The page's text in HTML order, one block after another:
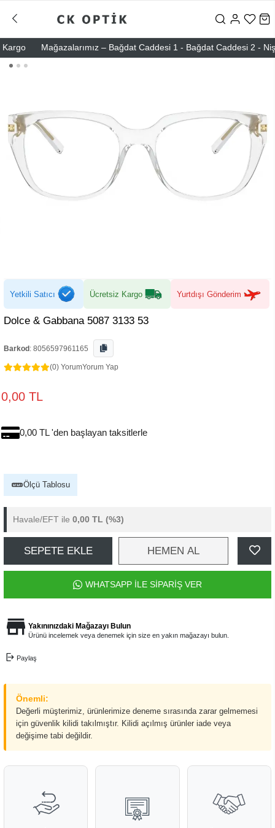
Mağazalarımız – Bağdat Caddesi 1 - Bağdat Caddesi 2 -
Yetkili Satıcı Ücretsiz Kargo Yurtdışı Gönderim
Dolce & Gabbana 5087 3133 53
Barkod : 8056597961165
(0) YorumYorum Yap
0,00 TL
0,00 TL 'den başlayan taksitlerle
Ölçü Tablosu
Havale/EFT ile 0,00 TL (%3)
SEPETE EKLE HEMEN AL
WHATSAPP İLE SİPARİŞ VER
Yakınınızdaki Mağazayı Bulun
Ürünü incelemek veya denemek için size en yakın mağazayı bulun.
Paylaş
Önemli:
Değerli müşterimiz, ürünlerimize deneme sırasında zarar gelmemesi
için güvenlik kilidi takılmıştır. Kilidi açılmış ürünler iade veya
değişime tabi değildir.